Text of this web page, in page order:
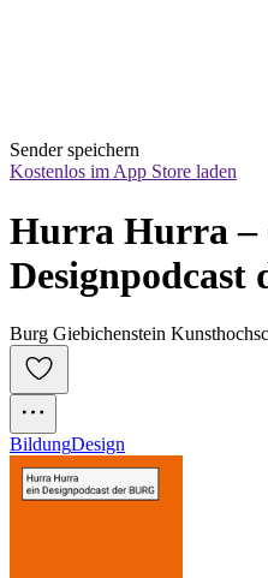
Sender speichern
Kostenlos im App Store laden
Hurra Hurra –
Designpodcast
Burg Giebichenstein
BildungDesign